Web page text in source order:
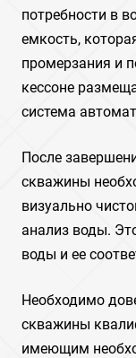
потребности в
емкость,
промерзания и
кессоне
система
После
скважины
визуально
анализ воды.
воды и ее
Необходимо
скважины
имеющим